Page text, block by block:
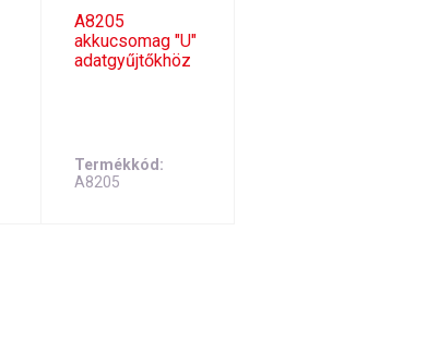
A8205
akkucsomag "U"
adatgyűjtőkhöz
Termékkód
A8205